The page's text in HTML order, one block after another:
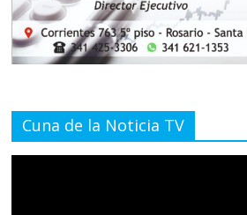
Cuna de la Noticia TV